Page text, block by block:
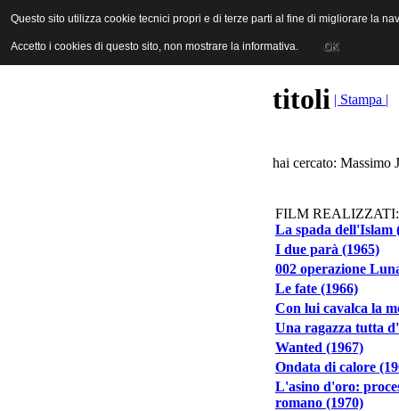
ANICA | Associazione Nazionale Industrie Cinematografiche
titoli | Stampa |
hai cercato: Massimo
FILM REALIZZATI:
La spada dell'Islam
I due parà (1965)
002 operazione
Le fate (1966)
Con lui cavalca la
Una ragazza tutta
Wanted (1967)
Ondata di calore
L'asino d'oro:
romano (1970)
Questo sito utilizza cookie tecnici propri e di terze parti al fine di migliorare la
Accetto i cookies di questo sito, non mostrare la informativa. OK
Questo sito utilizza cookie tecnici propri e di terze parti al fine di migliorare la
Accetto i cookies di questo sito, non mostrare la informativa. OK